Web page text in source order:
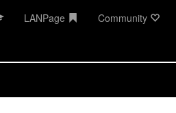
LANPage Community